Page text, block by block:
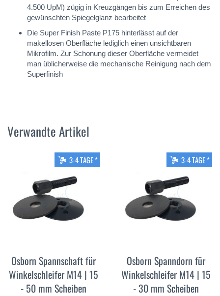
4.500 UpM) zügig in Kreuzgängen bis zum Erreichen des
gewünschten Spiegelglanz bearbeitet
Die Super Finish Paste P175 hinterlässt auf der
makellosen Oberfläche lediglich einen unsichtbaren
Mikrofilm. Zur Schonung dieser Oberfläche vermeidet
man üblicherweise die mechanische Reinigung nach dem
Superfinish
Verwandte Artikel
3-4 TAGE *
Osborn Spannschaft für
Winkelschleifer M14 | 15
- 50 mm Scheiben
3-4 TAGE *
Osborn Spanndorn für
Winkelschleifer M14 | 15
- 30 mm Scheiben